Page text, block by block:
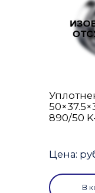
890/50
Цена:
В